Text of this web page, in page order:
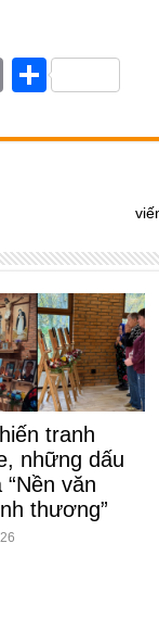
E
ail
S
ar
tranh
những dấu
“Nền văn
thương”